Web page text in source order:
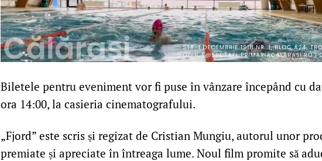
Biletele pentru eveniment vor fi puse în vânzare începând cu
ora 14:00, la casieria cinematografului.
„Fjord” este scris și regizat de Cristian Mungiu, autorul unor
premiate și apreciate în întreaga lume. Noul film promite să